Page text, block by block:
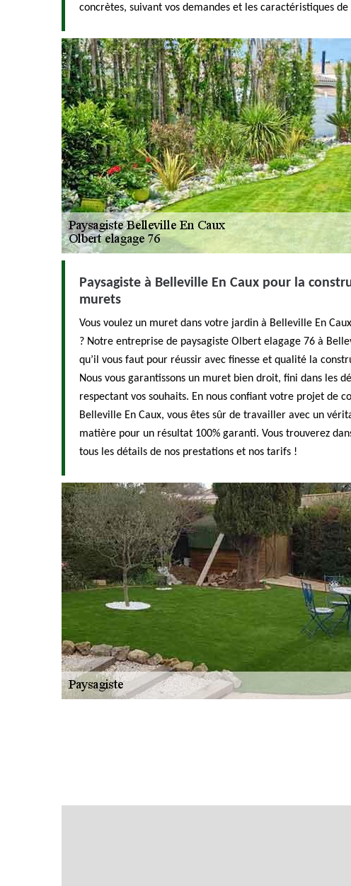
concrètes, suivant vos demandes et les caractéristiques
Paysagiste à Belleville En Caux pour la
murets
Vous voulez un muret dans votre jardin à Belleville En
? Notre entreprise de paysagiste Olbert elagage 76 à
qu’il vous faut pour réussir avec finesse et qualité la
Nous vous garantissons un muret bien droit, fini dans les
respectant vos souhaits. En nous confiant votre projet de
Belleville En Caux, vous êtes sûr de travailler avec un
matière pour un résultat 100% garanti. Vous trouverez
tous les détails de nos prestations et nos tarifs !